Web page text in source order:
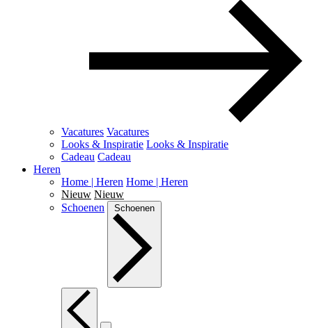
Vacatures Vacatures
Looks & Inspiratie Looks & Inspiratie
Cadeau Cadeau
Heren
Home | Heren Home | Heren
Nieuw Nieuw
Schoenen
Schoenen